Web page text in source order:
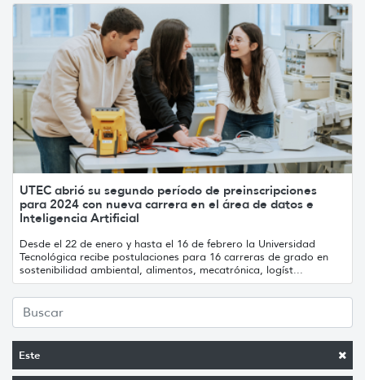
Este
UTEC abrió su segundo período de preinscripciones
para 2024 con nueva carrera en el área de datos e
Inteligencia Artificial
Desde el 22 de enero y hasta el 16 de febrero la Universidad
Tecnológica recibe postulaciones para 16 carreras de grado en
sostenibilidad ambiental, alimentos, mecatrónica, logíst...